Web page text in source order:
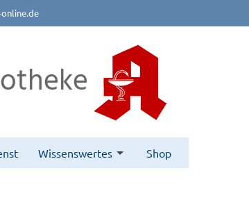
Wissenswertes Shop